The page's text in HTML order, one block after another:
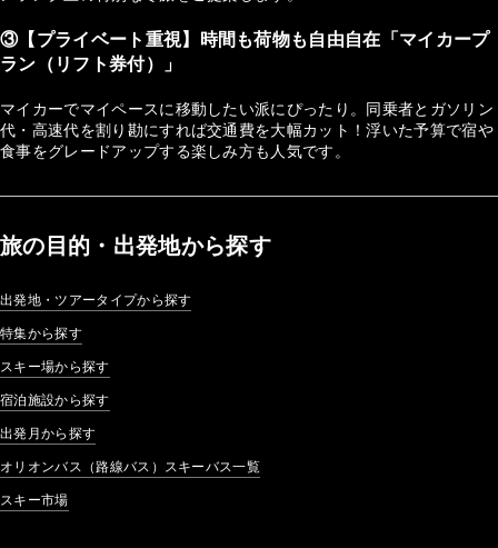
③【プライベート重視】時間も荷物も自由自在「マイカープ
ラン（リフト券付）」
マイカーでマイペースに移動したい派にぴったり。同乗者とガソリン
代・高速代を割り勘にすれば交通費を大幅カット！浮いた予算で宿や
食事をグレードアップする楽しみ方も人気です。
旅の目的・出発地から探す
出発地・ツアータイプから探す
特集から探す
スキー場から探す
宿泊施設から探す
出発月から探す
オリオンバス（路線バス）スキーバス一覧
スキー市場